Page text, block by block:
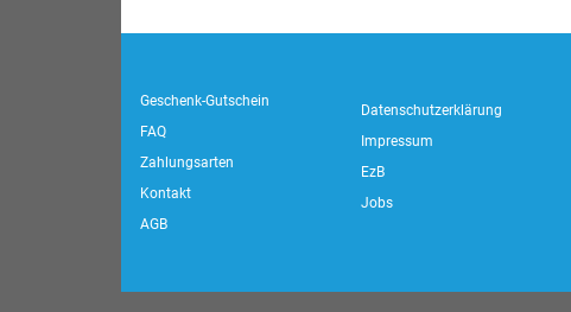
Geschenk-Gutschein
FAQ
Zahlungsarten
Kontakt
AGB
Datenschutzerklärung
Impressum
EzB
Jobs